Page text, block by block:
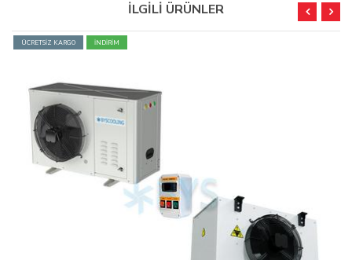
İLGİLİ ÜRÜNLER
ÜCRETSİZ KARGO İNDİRİM